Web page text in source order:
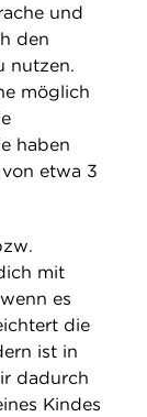
und
den
nutzen.
möglich
haben
etwa 3
mit
es
die
ist in
dadurch
Kindes